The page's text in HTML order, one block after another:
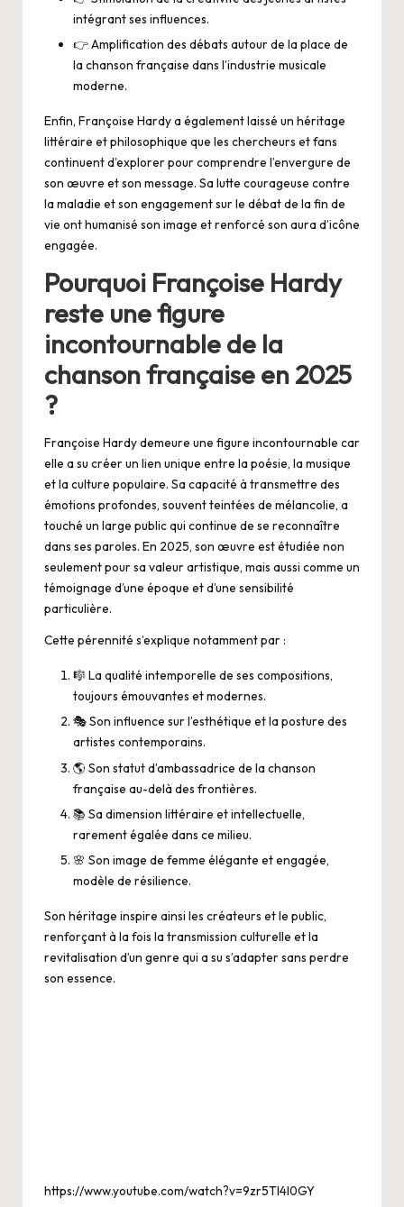
intégrant ses influences.
👉 Amplification des débats autour de la place de
la chanson française dans l’industrie musicale
moderne.
Enfin, Françoise Hardy a également laissé un héritage
littéraire et philosophique que les chercheurs et fans
continuent d’explorer pour comprendre l’envergure de
son œuvre et son message. Sa lutte courageuse contre
la maladie et son engagement sur le débat de la fin de
vie ont humanisé son image et renforcé son aura d’icône
engagée.
Pourquoi Françoise Hardy
reste une figure
incontournable de la
chanson française en 2025
?
Françoise Hardy demeure une figure incontournable car
elle a su créer un lien unique entre la poésie, la musique
et la culture populaire. Sa capacité à transmettre des
émotions profondes, souvent teintées de mélancolie, a
touché un large public qui continue de se reconnaître
dans ses paroles. En 2025, son œuvre est étudiée non
seulement pour sa valeur artistique, mais aussi comme un
témoignage d’une époque et d’une sensibilité
particulière.
Cette pérennité s’explique notamment par :
🎼 La qualité intemporelle de ses compositions,
toujours émouvantes et modernes.
🎭 Son influence sur l’esthétique et la posture des
artistes contemporains.
🌎 Son statut d’ambassadrice de la chanson
française au-delà des frontières.
📚 Sa dimension littéraire et intellectuelle,
rarement égalée dans ce milieu.
🌸 Son image de femme élégante et engagée,
modèle de résilience.
Son héritage inspire ainsi les créateurs et le public,
renforçant à la fois la transmission culturelle et la
revitalisation d’un genre qui a su s’adapter sans perdre
son essence.
https://www.youtube.com/watch?v=9zr5TI4l0GY